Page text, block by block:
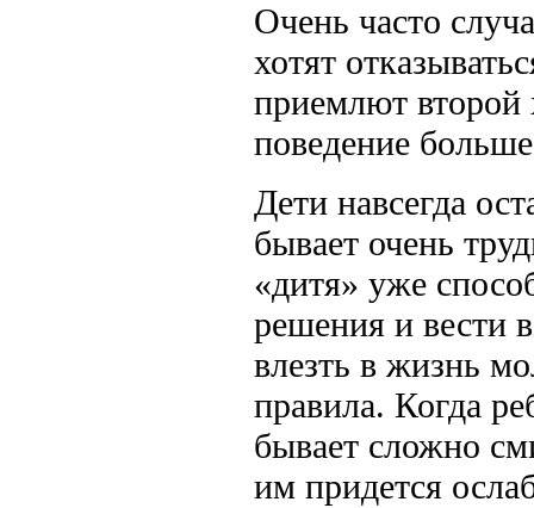
Очень часто
хотят
приемлют второй
поведение
Дети навсегда
бывает очень
«дитя» уже
решения и вести
влезть в жизнь
правила. Когда
бывает сложно
им придется